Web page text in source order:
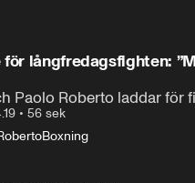
långfredagsfighten:
Paolo Roberto laddar för
• 56 sek
Boxning